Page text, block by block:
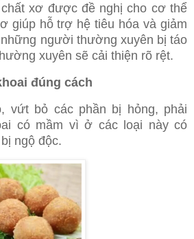
xơ được đề nghị cho cơ thể
giúp hỗ trợ hệ tiêu hóa và giảm
người thường xuyên bị táo
xuyên sẽ cải thiện rõ rệt.
đúng cách
vứt bỏ các phần bị hỏng, phải
có mầm vì ở các loại này có
ngộ độc.